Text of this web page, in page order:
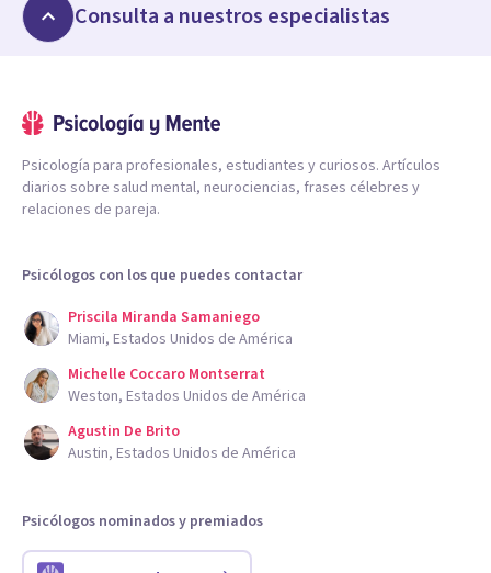
Consulta a nuestros especialistas
Psicología para profesionales, estudiantes y curiosos. Artículos
diarios sobre salud mental, neurociencias, frases célebres y
relaciones de pareja.
Psicólogos con los que puedes contactar
Priscila Miranda Samaniego
Miami, Estados Unidos de América
Michelle Coccaro Montserrat
Weston, Estados Unidos de América
Agustin De Brito
Austin, Estados Unidos de América
Psicólogos nominados y premiados